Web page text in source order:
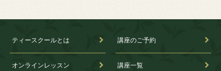
ティースクールとは
オンラインレッスン
講座のご予約
講座一覧